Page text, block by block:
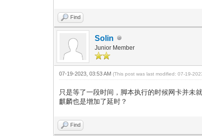
Find
Solin
Junior Member
07-19-2023, 03:53 AM(This post was last modified: 07-19-
只是等了一段时间，脚本执行的时候网卡并未
麒麟也是增加了延时？
Find